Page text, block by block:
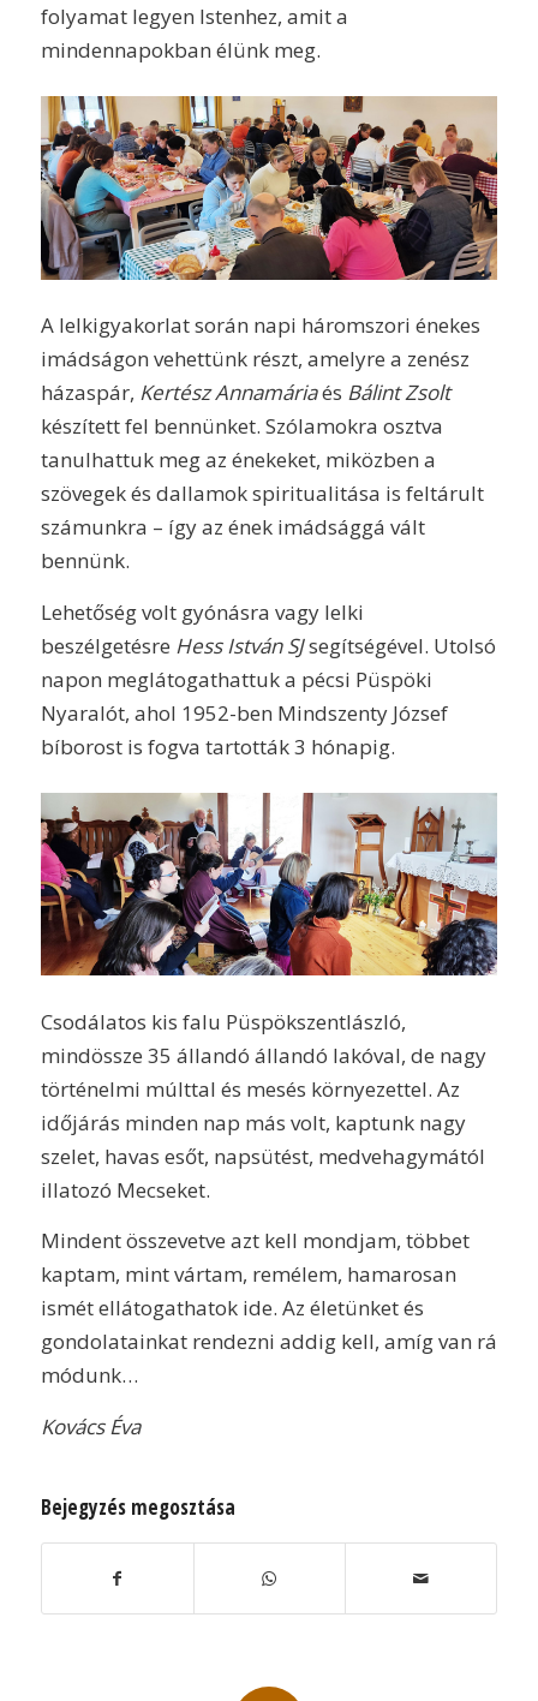
folyamat legyen Istenhez, amit a
mindennapokban élünk meg.
A lelkigyakorlat során napi háromszori énekes
imádságon vehettünk részt, amelyre a zenész
házaspár, Kertész Annamáriaés Bálint Zsolt
készített fel bennünket. Szólamokra osztva
tanulhattuk meg az énekeket, miközben a
szövegek és dallamok spiritualitása is feltárult
számunkra – így az ének imádsággá vált
bennünk.
Lehetőség volt gyónásra vagy lelki
beszélgetésre Hess István SJsegítségével. Utolsó
napon meglátogathattuk a pécsi Püspöki
Nyaralót, ahol 1952-ben Mindszenty József
bíborost is fogva tartották 3 hónapig.
Csodálatos kis falu Püspökszentlászló,
mindössze 35 állandó állandó lakóval, de nagy
történelmi múlttal és mesés környezettel. Az
időjárás minden nap más volt, kaptunk nagy
szelet, havas esőt, napsütést, medvehagymától
illatozó Mecseket.
Mindent összevetve azt kell mondjam, többet
kaptam, mint vártam, remélem, hamarosan
ismét ellátogathatok ide. Az életünket és
gondolatainkat rendezni addig kell, amíg van rá
módunk…
Kovács Éva
Bejegyzés megosztása